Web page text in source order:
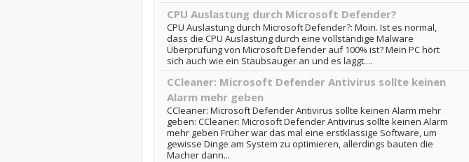
CPU Auslastung durch Microsoft Defender?
CPU Auslastung durch Microsoft Defender?: Moin. Ist es normal,
dass die CPU Auslastung durch eine vollständige Malware
Überprüfung von Microsoft Defender auf 100% ist? Mein PC hört
sich auch wie ein Staubsauger an und es laggt....
CCleaner: Microsoft Defender Antivirus sollte keinen
Alarm mehr geben
CCleaner: Microsoft Defender Antivirus sollte keinen Alarm mehr
geben: CCleaner: Microsoft Defender Antivirus sollte keinen Alarm
mehr geben Früher war das mal eine erstklassige Software, um
gewisse Dinge am System zu optimieren, allerdings bauten die
Macher dann...